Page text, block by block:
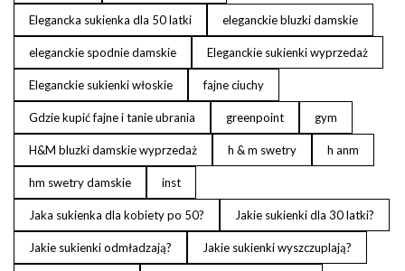
Elegancka sukienka dla 50 latki eleganckie bluzki damskie
eleganckie spodnie damskie Eleganckie sukienki wyprzedaż
Eleganckie sukienki włoskie fajne ciuchy
Gdzie kupić fajne i tanie ubrania greenpoint gym
H&M bluzki damskie wyprzedaż h & m swetry h anm
hm swetry damskie inst
Jaka sukienka dla kobiety po 50? Jakie sukienki dla 30 latki?
Jakie sukienki odmładzają? Jakie sukienki wyszczuplają?